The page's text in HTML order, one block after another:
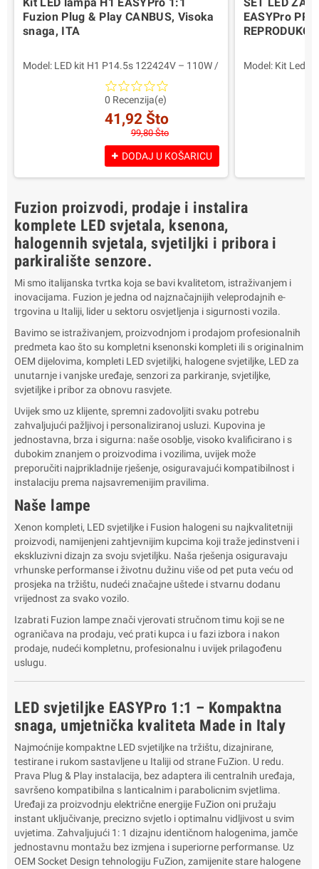
Fuzion Plug & Play CANBUS, Visoka
snaga, ITA
Model: LED kit H1 P14.5s 122424V – 110W /
12.000 Lumen EASYPro
Sljedeća opcija: 55W 6.000 6.000 lumena
Tehnologija: LED 1:1 Plug & Play s
ugrađenim CANBUS sustavom – nije
potreban adapter ili zamah
Kompatibilnost: Sljedeći proizvodi:
Boja svjetlosti: Hladno bijelo 6000K
Prednosti: Najveća vidljivost u svim uvjetima
Određivanje: Slika na kućištu – Europski
standard E4/E13
Sadržaj pakiranja: 2 LED svjetiljke
Garancija: 2 godine
0 Recenzija(e)
41,92 Što
99,80 Što
DODAJ U KOŠARICU
EASYPro
Model: Kit Led
Europski
Garancija 2
Fuzion proizvodi, prodaje i instalira
komplete LED svjetala, ksenona,
halogennih svjetala, svjetiljki i pribora i
parkiralište senzore.
Mi smo italijanska tvrtka koja se bavi kvalitetom, istraživanjem i
inovacijama. Fuzion je jedna od najznačajnijih veleprodajnih e-
trgovina u Italiji, lider u sektoru osvjetljenja i sigurnosti vozila.
Bavimo se istraživanjem, proizvodnjom i prodajom profesionalnih
predmeta kao što su kompletni ksenonski kompleti ili s originalnim
OEM dijelovima, kompleti LED svjetiljki, halogene svjetiljke, LED za
unutarnje i vanjske uređaje, senzori za parkiranje, svjetiljke,
svjetiljke i pribor za obnovu rasvjete.
Uvijek smo uz klijente, spremni zadovoljiti svaku potrebu
zahvaljujući pažljivoj i personaliziranoj usluzi. Kupovina je
jednostavna, brza i sigurna: naše osoblje, visoko kvalificirano i s
dubokim znanjem o proizvodima i vozilima, uvijek može
preporučiti najprikladnije rješenje, osiguravajući kompatibilnost i
instalaciju prema najsavremenijim pravilima.
Naše lampe
Xenon kompleti, LED svjetiljke i Fusion halogeni su najkvalitetniji
proizvodi, namijenjeni zahtjevnijim kupcima koji traže jedinstveni i
ekskluzivni dizajn za svoju svjetiljku. Naša rješenja osiguravaju
vrhunske performanse i životnu dužinu više od pet puta veću od
prosjeka na tržištu, nudeći značajne uštede i stvarnu dodanu
vrijednost za svako vozilo.
Izabrati Fuzion lampe znači vjerovati stručnom timu koji se ne
ograničava na prodaju, već prati kupca i u fazi izbora i nakon
prodaje, nudeći kompletnu, profesionalnu i uvijek prilagođenu
uslugu.
LED svjetiljke EASYPro 1:1 – Kompaktna
snaga, umjetnička kvaliteta Made in Italy
Najmoćnije kompaktne LED svjetiljke na tržištu, dizajnirane,
testirane i rukom sastavljene u Italiji od strane FuZion. U redu.
Prava Plug & Play instalacija, bez adaptera ili centralnih uređaja,
savršeno kompatibilna s lanticalnim i parabolicnim svjetlima.
Uređaji za proizvodnju električne energije FuZion oni pružaju
instant uključivanje, precizno svjetlo i optimalnu vidljivost u svim
uvjetima. Zahvaljujući 1: 1 dizajnu identičnom halogenima, jamče
jednostavnu montažu bez izmjena i superiorne performanse. Uz
OEM Socket Design tehnologiju FuZion, zamijenite stare halogene